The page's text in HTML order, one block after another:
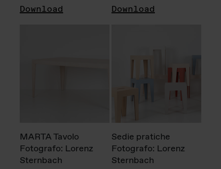
Download Download
MARTA Tavolo
Fotografo: Lorenz
Sternbach
Sedie pratiche
Fotografo: Lorenz
Sternbach